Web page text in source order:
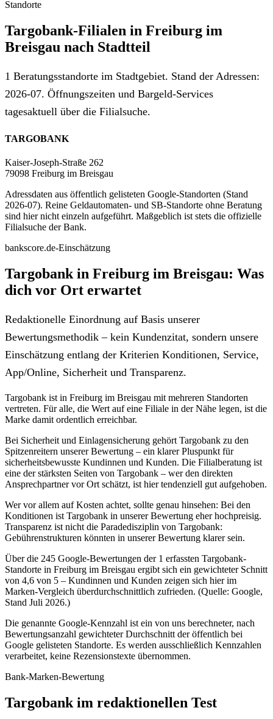
Standorte
Targobank-Filialen in Freiburg im
Breisgau nach Stadtteil
1 Beratungsstandorte im Stadtgebiet. Stand der Adressen:
2026-07. Öffnungszeiten und Bargeld-Services
tagesaktuell über die Filialsuche.
TARGOBANK
Kaiser-Joseph-Straße 262
79098 Freiburg im Breisgau
Adressdaten aus öffentlich gelisteten Google-Standorten (Stand
2026-07). Reine Geldautomaten- und SB-Standorte ohne Beratung
sind hier nicht einzeln aufgeführt. Maßgeblich ist stets die offizielle
Filialsuche der Bank.
bankscore.de-Einschätzung
Targobank in Freiburg im Breisgau: Was
dich vor Ort erwartet
Redaktionelle Einordnung auf Basis unserer
Bewertungsmethodik – kein Kundenzitat, sondern unsere
Einschätzung entlang der Kriterien Konditionen, Service,
App/Online, Sicherheit und Transparenz.
Targobank ist in Freiburg im Breisgau mit mehreren Standorten
vertreten. Für alle, die Wert auf eine Filiale in der Nähe legen, ist die
Marke damit ordentlich erreichbar.
Bei Sicherheit und Einlagensicherung gehört Targobank zu den
Spitzenreitern unserer Bewertung – ein klarer Pluspunkt für
sicherheitsbewusste Kundinnen und Kunden. Die Filialberatung ist
eine der stärksten Seiten von Targobank – wer den direkten
Ansprechpartner vor Ort schätzt, ist hier tendenziell gut aufgehoben.
Wer vor allem auf Kosten achtet, sollte genau hinsehen: Bei den
Konditionen ist Targobank in unserer Bewertung eher hochpreisig.
Transparenz ist nicht die Paradedisziplin von Targobank:
Gebührenstrukturen könnten in unserer Bewertung klarer sein.
Über die 245 Google-Bewertungen der 1 erfassten Targobank-
Standorte in Freiburg im Breisgau ergibt sich ein gewichteter Schnitt
von 4,6 von 5 – Kundinnen und Kunden zeigen sich hier im
Marken-Vergleich überdurchschnittlich zufrieden. (Quelle: Google,
Stand Juli 2026.)
Die genannte Google-Kennzahl ist ein von uns berechneter, nach
Bewertungsanzahl gewichteter Durchschnitt der öffentlich bei
Google gelisteten Standorte. Es werden ausschließlich Kennzahlen
verarbeitet, keine Rezensionstexte übernommen.
Bank-Marken-Bewertung
Targobank im redaktionellen Test